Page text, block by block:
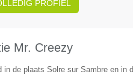
PROFIEL
Mr. Creezy
in de plaats Solre sur Sambre en in